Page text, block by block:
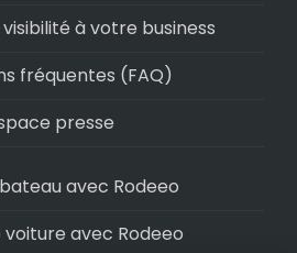
à votre business
fréquentes (FAQ)
presse
avec Rodeeo
voiture avec Rodeeo